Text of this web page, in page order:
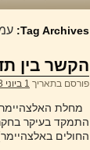
Tag Archives:
הקשר בין
פורסם בתאריך 1 ביוני 2013
מחלת
החולים